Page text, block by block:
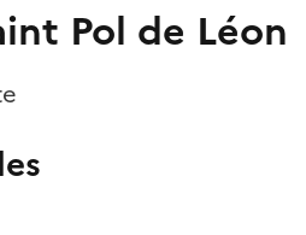
Pol de Léon